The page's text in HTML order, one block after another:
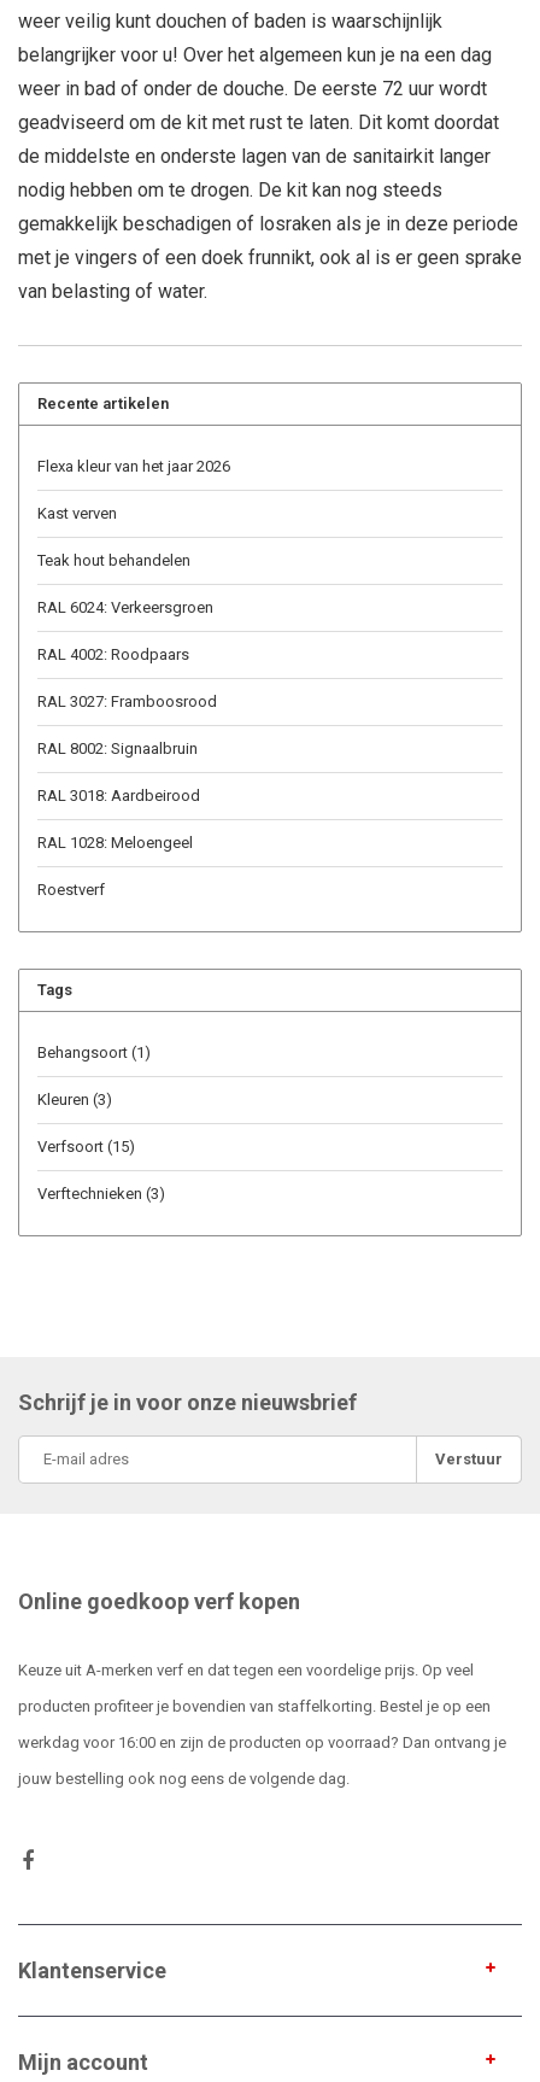
weer veilig kunt douchen of baden is waarschijnlijk
belangrijker voor u! Over het algemeen kun je na een dag
weer in bad of onder de douche. De eerste 72 uur wordt
geadviseerd om de kit met rust te laten. Dit komt doordat
de middelste en onderste lagen van de sanitairkit langer
nodig hebben om te drogen. De kit kan nog steeds
gemakkelijk beschadigen of losraken als je in deze periode
met je vingers of een doek frunnikt, ook al is er geen sprake
van belasting of water.
Recente artikelen
Flexa kleur van het jaar 2026
Kast verven
Teak hout behandelen
RAL 6024: Verkeersgroen
RAL 4002: Roodpaars
RAL 3027: Framboosrood
RAL 8002: Signaalbruin
RAL 3018: Aardbeirood
RAL 1028: Meloengeel
Roestverf
Tags
Behangsoort (1)
Kleuren (3)
Verfsoort (15)
Verftechnieken (3)
Schrijf je in voor onze nieuwsbrief
Verstuur
Online goedkoop verf kopen
Keuze uit A-merken verf en dat tegen een voordelige prijs. Op veel
producten profiteer je bovendien van staffelkorting. Bestel je op een
werkdag voor 16:00 en zijn de producten op voorraad? Dan ontvang je
jouw bestelling ook nog eens de volgende dag.
Klantenservice
Mijn account